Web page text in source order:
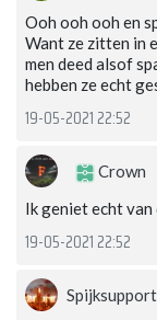
Ooh ooh ooh en
Want ze zitten in
men deed alsof
hebben ze echt
19-05-2021 22:52
Crown
Ik geniet echt
19-05-2021 22:52